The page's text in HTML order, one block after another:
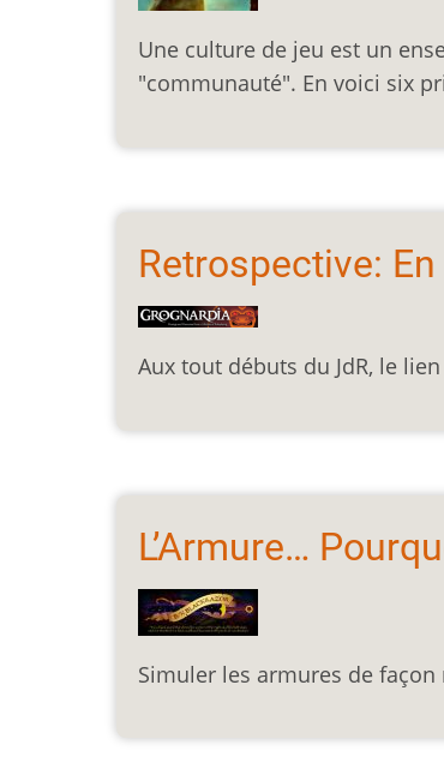
Une culture de jeu est un
"communauté". En voici six
Retrospective: En
Aux tout débuts du JdR, le
L’Armure…
Simuler les armures de façon